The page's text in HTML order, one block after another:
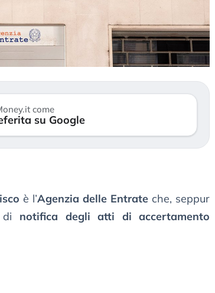
come
su Google
è l’Agenzia delle Entrate che, seppur
di notifica degli atti di accertamento
in preda al panico dopo lo scoppio
della bolla AI
Il crollo della bolla AI travolge il
Kospi, mentre gli investitori retail (…)
La
24 luglio